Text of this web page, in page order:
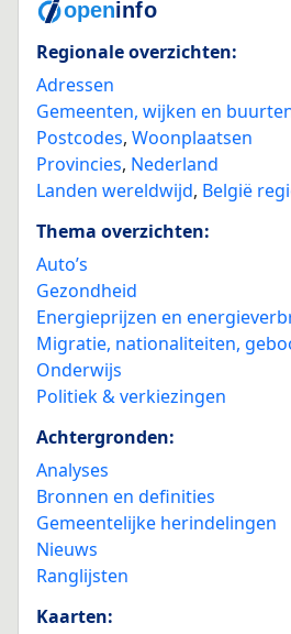
Regionale overzichten:
Adressen
Gemeenten, wijken en
Postcodes, Woonplaatsen
Provincies, Nederland
Landen wereldwijd, België
Thema overzichten:
Auto’s
Gezondheid
Energieprijzen en
Migratie, nationaliteiten,
Onderwijs
Politiek & verkiezingen
Achtergronden:
Analyses
Bronnen en definities
Gemeentelijke herindelingen
Nieuws
Ranglijsten
Kaarten: